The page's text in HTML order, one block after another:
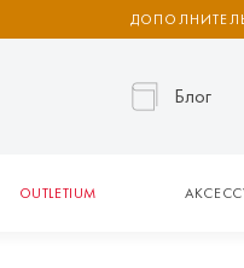
Блог
OUTLETIUM